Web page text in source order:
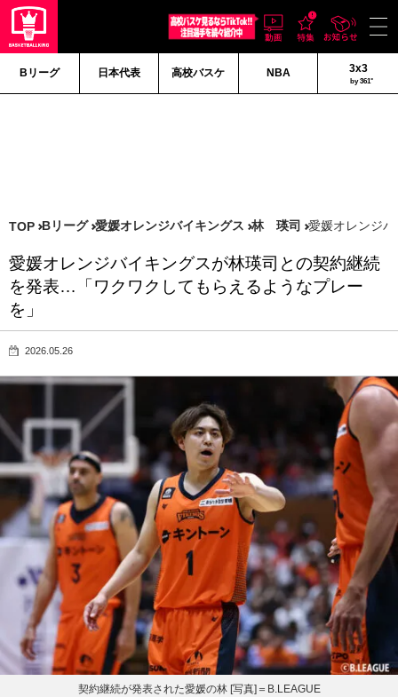
Bリーグ 日本代表 高校バスケ NBA 3x3
by 361°
TOP Bリーグ 愛媛オレンジバイキングス 林 瑛司 愛媛オレンジ
愛媛オレンジバイキングスが林瑛司との契約継続
を発表…「ワクワクしてもらえるようなプレー
を」
2026.05.26
契約継続が発表された愛媛の林 [写真]＝B.LEAGUE